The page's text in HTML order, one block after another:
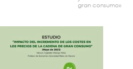
gran consumo»